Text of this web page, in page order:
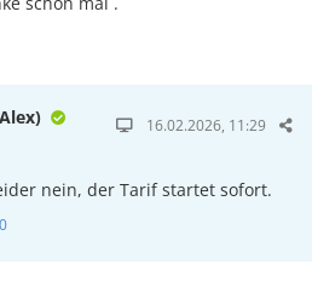
16.02.2026, 11:29
nein, der Tarif startet sofort.
0